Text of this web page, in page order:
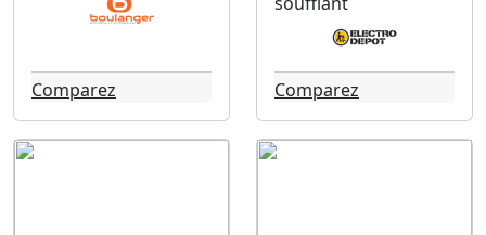
Comparez Comparez